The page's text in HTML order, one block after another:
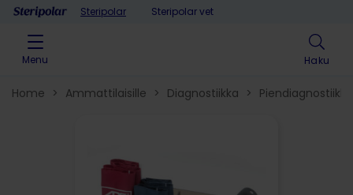
Skip to contentSteripolar Steripolar vet
Menu Haku
Home > Ammattilaisille > Diagnostiikka > Piendiagnostiikka